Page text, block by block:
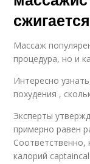
Массаж
процедура, но и
Интересно
похудения ,
Эксперты
примерно равен
Соответственно,
калорий